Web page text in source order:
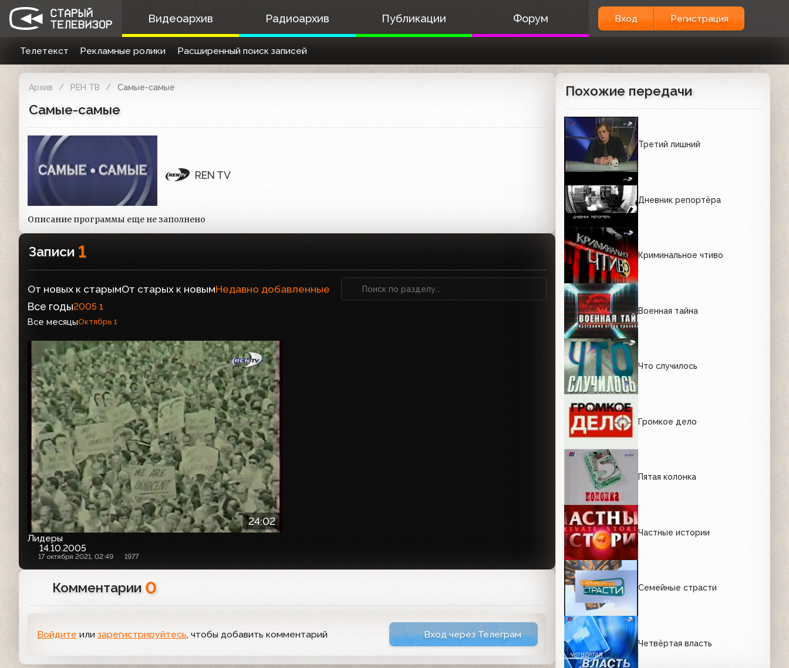
Видеоархив Радиоархив Публикации Форум Вход Регистрация
Телетекст Рекламные ролики Расширенный поиск записей
Архив РЕН ТВ Самые-самые
Самые-самые
REN TV
Описание программы еще не заполнено
Записи 1
От новых к старымОт старых к новымНедавно добавленные
Все годы2005 1
Все месяцыОктябрь 1
24:02
Лидеры
14.10.2005
17 октября 2021, 02:49 1977
Комментарии 0
Войдите или зарегистрируйтесь, чтобы добавить комментарий Вход через Телеграм
Похожие передачи
Третий лишний
Дневник репортёра
Криминальное чтиво
Военная тайна
Что случилось
Громкое дело
Пятая колонка
Частные истории
Семейные страсти
Четвёртая власть